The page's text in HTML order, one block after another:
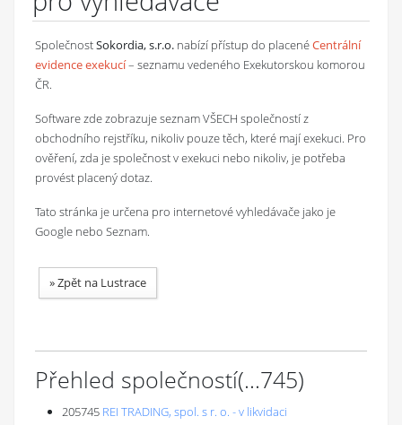
SpolečnostSokordia, s.r.o. nabízí přístup do placenéCentrální
evidence exekucí– seznamu vedeného Exekutorskou komorou
ČR.
Software zde zobrazuje seznam VŠECH společností z
obchodního rejstříku, nikoliv pouze těch, které mají exekuci. Pro
ověření, zda je společnost v exekuci nebo nikoliv, je potřeba
provést placený dotaz.
Tato stránka je určena pro internetové vyhledávače jako je
Google nebo Seznam.
»Zpět na Lustrace
Přehled společností(...745)
205745 REI TRADING, spol. s r. o. - v likvidaci